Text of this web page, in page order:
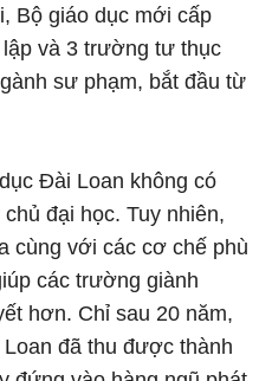
Bộ giáo dục mới cấp
và 3 trường tư thục
sư phạm, bắt đầu từ
Đài Loan không có
đại học. Tuy nhiên,
cùng với các cơ chế phù
các trường giành
hơn. Chỉ sau 20 năm,
đã thu được thành